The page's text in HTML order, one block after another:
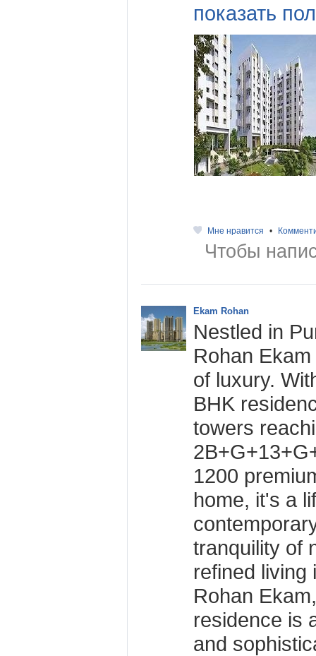
показать
Мне нравится •
Чтобы
Ekam Rohan
Nestled in
Rohan
of luxury.
BHK
towers
1200
home, it's a
tranquility of
refined living
Rohan
residence is
and